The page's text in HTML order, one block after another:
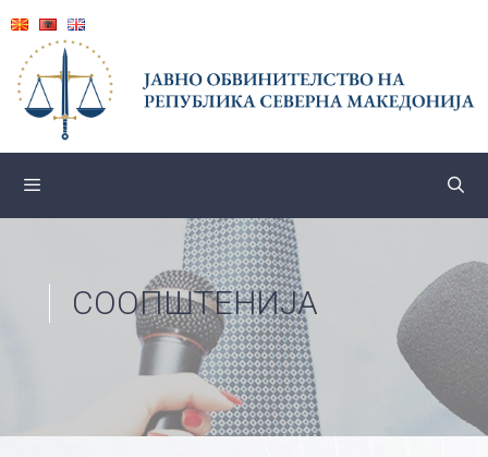
content
СООПШТЕНИЈА